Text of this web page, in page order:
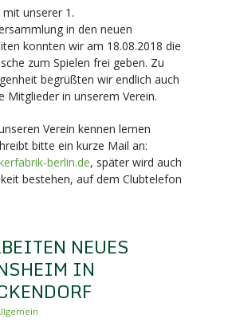
unserer 1.
in den neuen
konnten wir am 18.08.2018 die
zum Spielen frei geben. Zu
begrüßten wir endlich auch
Mitglieder in unserem Verein.
Verein kennen lernen
bitte ein kurze Mail an:
berlin.de, später wird auch
bestehen, auf dem Clubtelefon
NEUES
IN